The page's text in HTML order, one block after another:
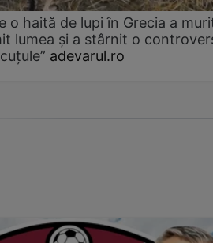
o haită de lupi în Grecia a
lumea și a stârnit o
adevarul.ro